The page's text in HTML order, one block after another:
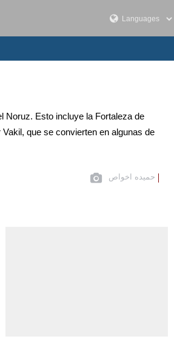
Noruz. Esto incluye la Fortaleza de
que se convierten en algunas de
حمیده اخواص